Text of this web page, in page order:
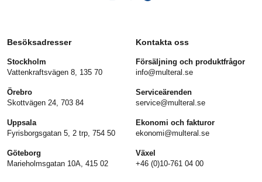
Besöksadresser
Stockholm
Vattenkraftsvägen 8, 135 70
Örebro
Skottvägen 24, 703 84
Uppsala
Fyrisborgsgatan 5, 2 trp, 754 50
Göteborg
Marieholmsgatan 10A, 415 02
Kontakta oss
Försäljning och produktfrågor
info@multeral.se
Serviceärenden
service@multeral.se
Ekonomi och fakturor
ekonomi@multeral.se
Växel
+46 (0)10-761 04 00